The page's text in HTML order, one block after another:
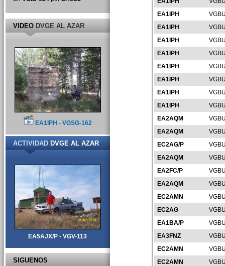
EA1IPH
EA1IPH
EA1IPH
EA1IPH
EA1IPH
EA1IPH
EA1IPH
EA1IPH
EA2AQM
EA2AQM
EC2AG/P
EA2AQM
EA2FC/P
EA2AQM
EC2AMN
EC2AG
EA1BA/P
EA3FNZ
EC2AMN
EC2AMN
VIDEODVGE AL AZAR
EA1IPH - VGSG-162
ACTIVIDADDVGE AL AZAR
EA5AJX/P - VGV-113
SIGUENOS